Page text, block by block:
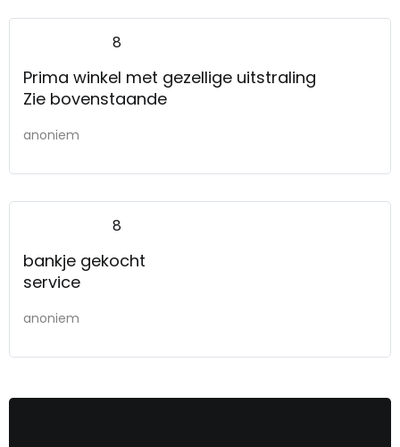
8
Prima winkel met gezellige uitstraling
Zie bovenstaande
anoniem
8
bankje gekocht
service
anoniem